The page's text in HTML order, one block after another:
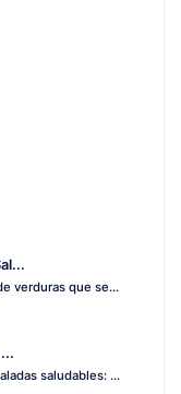
verduras que se...
saludables: ...